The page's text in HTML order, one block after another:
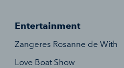
Entertainment
Zangeres Rosanne de With
Love Boat Show